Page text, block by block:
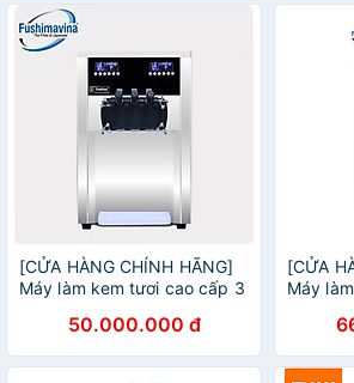
[CỬA HÀNG CHÍNH HÃNG]
Máy làm kem tươi cao cấp 3
50.000.000 đ
[CỬA
Máy